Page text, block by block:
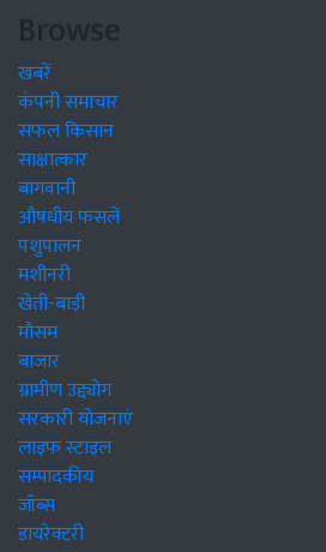
Browse
खबरें
कंपनी समाचार
सफल किसान
साक्षात्कार
बागवानी
औषधीय फसलें
पशुपालन
मशीनरी
खेती-बाड़ी
मौसम
बाजार
ग्रामीण उद्द्योग
सरकारी योजनाएं
लाइफ स्टाइल
सम्पादकीय
जॉब्स
डायरेक्टरी